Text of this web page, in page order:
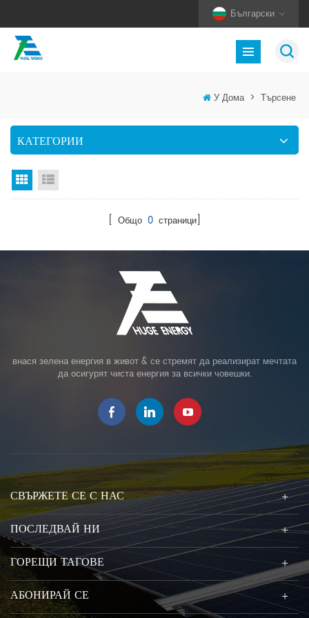
Български
У Дома > Търсене
КАТЕГОРИИ
Изглед на мрежата
[ Общо 0 страници]
внася зелена енергия в живот & се стремят да реализират мечтата
да осигурят чиста енергия за всички човешки.
СВЪРЖЕТЕ СЕ С НАС
ПОСЛЕДВАЙ НИ
ГОРЕЩИ ТАГОВЕ
АБОНИРАЙ СЕ